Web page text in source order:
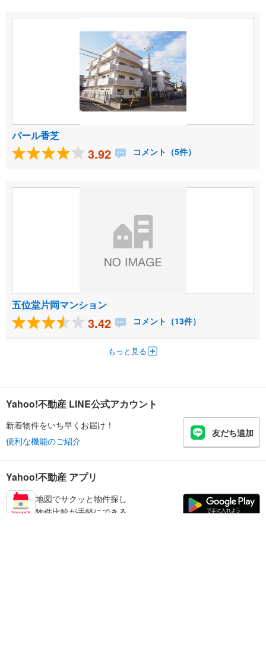
パール香芝
3.92 コメント（5件）
五位堂片岡マンション
3.42 コメント（13件）
もっと見る
Yahoo!不動産 LINE公式アカウント
新着物件をいち早くお届け！
便利な機能のご紹介
友だち追加
Yahoo!不動産 アプリ
地図でサクッと物件探し
物件比較が手軽にできる